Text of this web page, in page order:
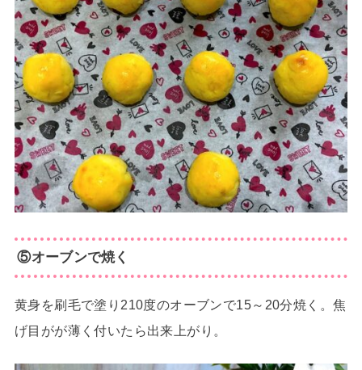
⑤オーブンで焼く
黄身を刷毛で塗り210度のオーブンで15～20分焼く。焦
げ目がが薄く付いたら出来上がり。